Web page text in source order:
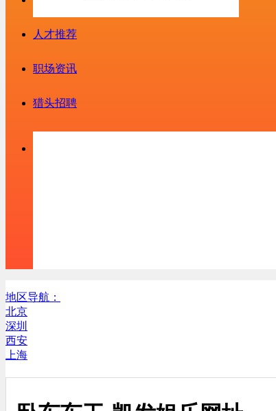
人才推荐
职场资讯
猎头招聘
地区导航：
北京
深圳
西安
上海